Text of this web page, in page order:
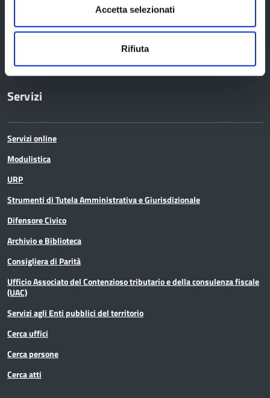
Accetta selezionati
Rifiuta
Trasparenza – anticorruzione
CUG – Comitato Unico di Garanzia per le Pari Opportunità
Servizi
Servizi online
Modulistica
URP
Strumenti di Tutela Amministrativa e Giurisdizionale
Difensore Civico
Archivio e Biblioteca
Consigliera di Parità
Ufficio Associato del Contenzioso tributario e della consulenza fiscale
(UAC)
Servizi agli Enti pubblici del territorio
Cerca uffici
Cerca persone
Cerca atti